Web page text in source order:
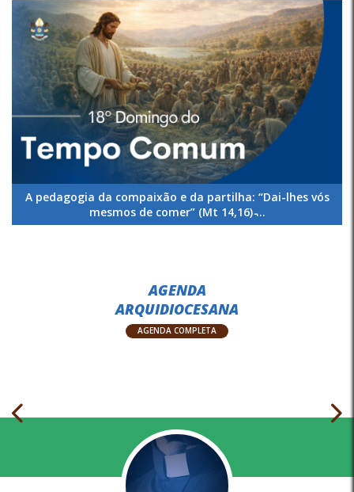
A pedagogia da compaixão e da partilha: “Dai-lhes vós
mesmos de comer” (Mt 14,16) ̵...
AGENDA
ARQUIDIOCESANA
AGENDA COMPLETA